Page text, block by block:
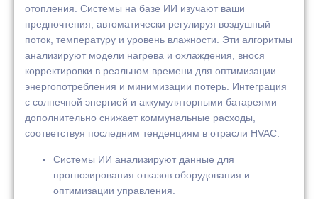
отопления. Системы на базе ИИ изучают ваши
предпочтения, автоматически регулируя воздушный
поток, температуру и уровень влажности. Эти алгоритмы
анализируют модели нагрева и охлаждения, внося
корректировки в реальном времени для оптимизации
энергопотребления и минимизации потерь. Интеграция
с солнечной энергией и аккумуляторными батареями
дополнительно снижает коммунальные расходы,
соответствуя последним тенденциям в отрасли HVAC.
Системы ИИ анализируют данные для
прогнозирования отказов оборудования и
оптимизации управления.